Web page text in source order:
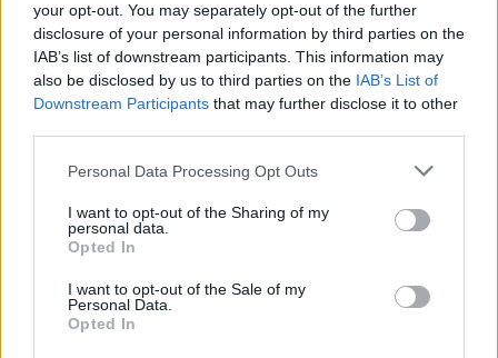
your opt-out. You may separately opt-out of the further
disclosure of your personal information by third parties on the
IAB’s list of downstream participants. This information may
also be disclosed by us to third parties on the IAB’s List of
Downstream Participants that may further disclose it to other
Please note that this website/app uses one or more Google
not limited to your visit or usage behaviour. You may click to
grant or deny consent to Google and its third-party tags to
use your data for below specified purposes in below Google
consent section.
Personal Data Processing Opt Outs
I want to opt-out of the Sharing of my
personal data.
Opted In
I want to opt-out of the Sale of my
Personal Data.
Opted In
Feliratkozom a hírlevélre és elfogadom azadatvédelmi
szabályzatot!
FELIRATKOZÁS
másodfokúra csökken a riasztás